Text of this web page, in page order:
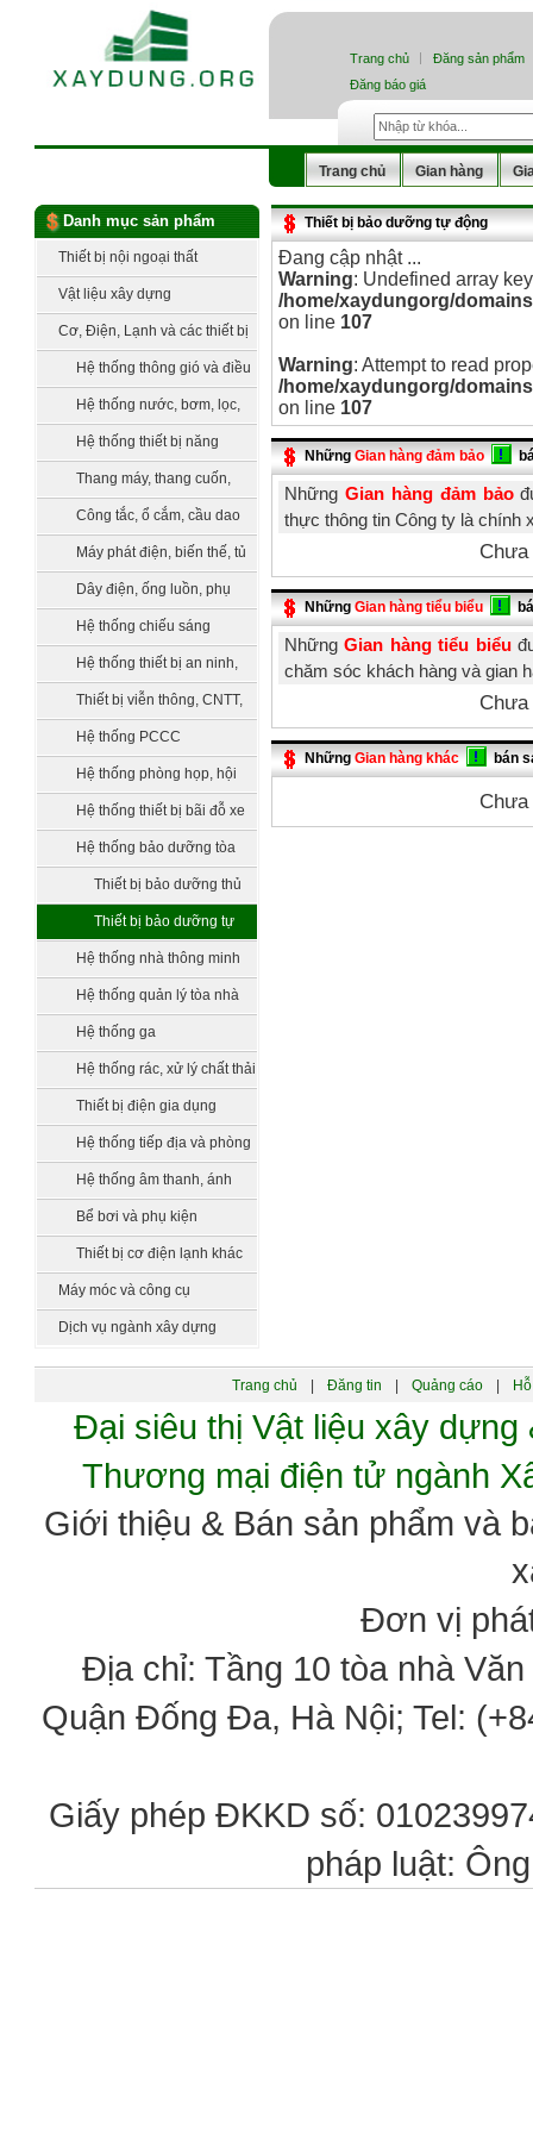
Trang chủ
Đăng sản phẩm
Đăng báo giá
Trang chủ Gian hàng
Danh mục sản phẩm
Thiết bị nội ngoại thất
Vật liệu xây dựng
Cơ, Điện, Lạnh và các thiết bị
công nghệHệ thống thông gió và điều
hòa không khí
Hệ thống nước, bơm, lọc,
xử lý nướcHệ thống thiết bị năng
lượng sạchThang máy, thang cuốn,
vận thăngCông tắc, ổ cắm, cầu dao
Máy phát điện, biến thế, tủ
điện, trạm điện
Dây điện, ống luồn, phụ
Hệ thống chiếu sáng
Hệ thống thiết bị an ninh,
an toànThiết bị viễn thông, CNTT,
truyền hìnhHệ thống PCCC
Hệ thống phòng họp, hội
nghị, hội thảo
Hệ thống thiết bị bãi đỗ xe
Hệ thống bảo dưỡng tòa
Thiết bị bảo dưỡng thủ
Thiết bị bảo dưỡng tự
Hệ thống nhà thông minh
smarthomeHệ thống quản lý tòa nhà
Hệ thống ga
Hệ thống rác, xử lý chất thải
Thiết bị điện gia dụng
Hệ thống tiếp địa và phòng
chống sétHệ thống âm thanh, ánh
sáng biểu diễn
Bể bơi và phụ kiện
Thiết bị cơ điện lạnh khác
Máy móc và công cụ
Dịch vụ ngành xây dựng
Thiết bị bảo dưỡng tự động
Đang cập nhật ...
Warning: Undefined array
/home/xaydungorg/
on line 107
Warning: Attempt to read
/home/xaydungorg/
on line 107
NhữngGian hàng đảm bảo
Những Gian hàng đảm bảo
thực thông tin Công ty là chính
Chưa
NhữngGian hàng tiểu biểu
NhữngGian hàng tiểu biểu
chăm sóc khách hàng và gian
Chưa
NhữngGian hàng khác bán
Chưa
Trang chủ Đăng tin Quảng cáo
Đại siêu thị Vật liệu xây
Thương mại điện tử ngành
Giới thiệu & Bán sản phẩm và
Đơn vị
Địa chỉ: Tầng 10 tòa nhà
Quận Đống Đa, Hà Nội; Tel:
Giấy phép ĐKKD số:
pháp luật: